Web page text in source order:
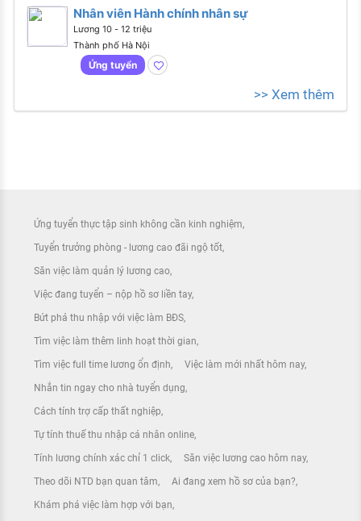
Nhân viên Hành chính nhân sự
Lương 10 - 12 triệu
Thành phố Hà Nội
Ứng tuyển
>> Xem thêm
Ứng tuyển thực tập sinh không cần kinh nghiệm
Tuyển trưởng phòng - lương cao đãi ngộ tốt
Săn việc làm quản lý lương cao
Việc đang tuyển – nộp hồ sơ liền tay
Bứt phá thu nhập với việc làm BĐS
Tìm việc làm thêm linh hoạt thời gian
Tìm việc full time lương ổn định Việc làm mới nhất hôm nay
Nhắn tin ngay cho nhà tuyển dụng
Cách tính trợ cấp thất nghiệp
Tự tính thuế thu nhập cá nhân online
Tính lương chính xác chỉ 1 click Săn việc lương cao hôm nay
Theo dõi NTD bạn quan tâm Ai đang xem hồ sơ của bạn?
Khám phá việc làm hợp với bạn